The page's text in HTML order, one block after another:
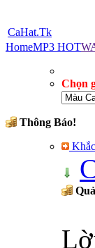
CaHat.Tk
HomeMP3 HOT
Chọn
Thông Báo!